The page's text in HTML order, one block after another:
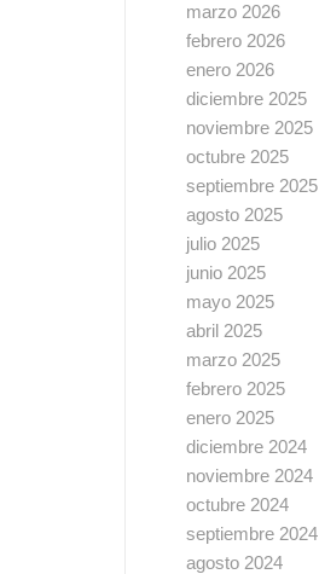
marzo 2026
febrero 2026
enero 2026
diciembre 2025
noviembre 2025
octubre 2025
septiembre 2025
agosto 2025
julio 2025
junio 2025
mayo 2025
abril 2025
marzo 2025
febrero 2025
enero 2025
diciembre 2024
noviembre 2024
octubre 2024
septiembre 2024
agosto 2024